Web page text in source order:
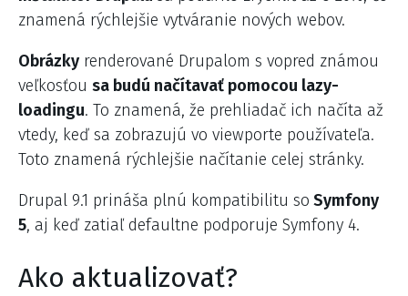
znamená rýchlejšie vytváranie nových webov.
Obrázky renderované Drupalom s vopred známou
veľkosťou sa budú načítavať pomocou lazy-
loadingu. To znamená, že prehliadač ich načíta až
vtedy, keď sa zobrazujú vo viewporte používateľa.
Toto znamená rýchlejšie načítanie celej stránky.
Drupal 9.1 prináša plnú kompatibilitu so Symfony
5, aj keď zatiaľ defaultne podporuje Symfony 4.
Ako aktualizovať?